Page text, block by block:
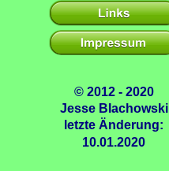
© 2012 - 2020
Jesse Blachowski
letzte Änderung:
10.01.2020